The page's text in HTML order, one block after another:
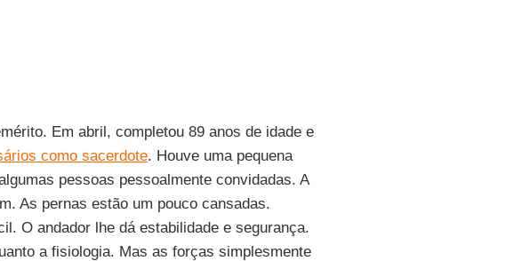
Em abril, completou 89 anos de idade e
como sacerdote. Houve uma pequena
pessoas pessoalmente convidadas. A
As pernas estão um pouco cansadas.
O andador lhe dá estabilidade e segurança.
a fisiologia. Mas as forças simplesmente